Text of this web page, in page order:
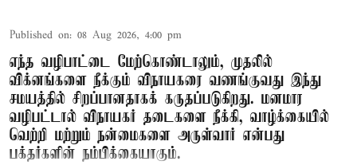
Published on: 08 Aug 2026, 4:00 pm
எந்த வழிபாட்டை மேற்கொண்டாலும், முதலில்
விக்னங்களை நீக்கும் விநாயகரை வணங்குவது இந்து
சமயத்தில் சிறப்பானதாகக் கருதப்படுகிறது. மனமார
வழிபட்டால் விநாயகர் தடைகளை நீக்கி, வாழ்க்கையில்
வெற்றி மற்றும் நன்மைகளை அருள்வார் என்பது
பக்தர்களின் நம்பிக்கையாகும்.